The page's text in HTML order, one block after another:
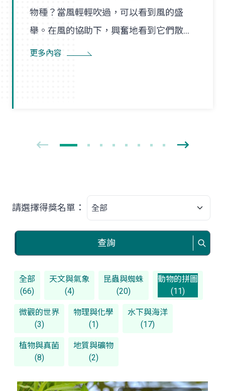
物種？當風輕輕吹過，可以看到風的盛
舉。在風的協助下，興奮地看到它們散播
孢子的盛況，在精彩過程中也看到了風的
更多內容
請選擇得獎名單：
查詢
全部
(66)
天文與氣象
(4)
昆蟲與蜘蛛
(20)
動物的拼圖
(11)
微觀的世界
(3)
物理與化學
(1)
水下與海洋
(17)
植物與真菌
(8)
地質與礦物
(2)